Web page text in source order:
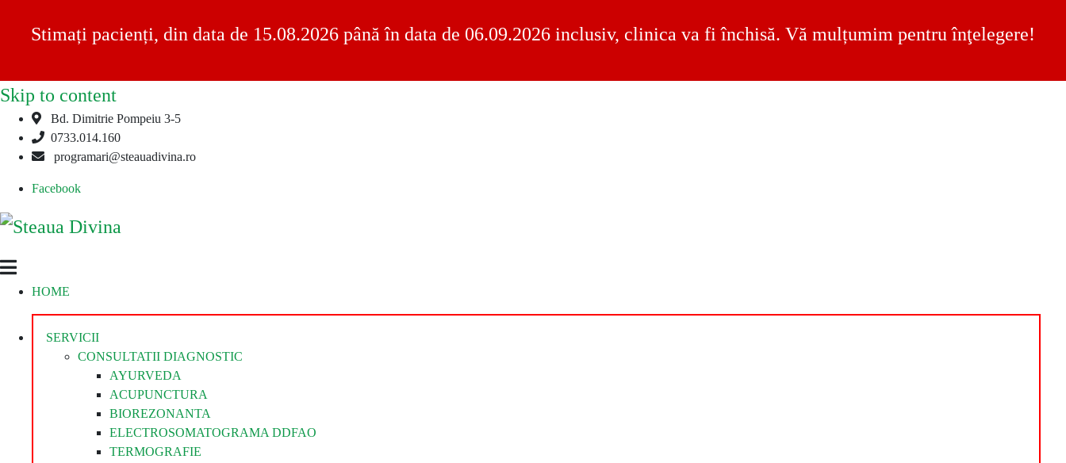
Stimați pacienți, din data de 15.08.2026 până în data de 06.09.2026 inclusiv, clinica va fi închisă. Vă mulțumim pentru înţelegere!
Skip to content
Bd. Dimitrie Pompeiu 3-5
0733.014.160
programari@steauadivina.ro
Facebook
Steaua
Divina
Clinica
SteauaHOME
SERVICII
CONSULTATII DIAGNOSTIC
AYURVEDA
ACUPUNCTURA
BIOREZONANTA
ELECTROSOMATOGRAMA DDFAO
TERMOGRAFIE